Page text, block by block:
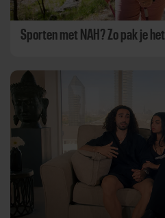
Sporten met NAH? Zo pak je